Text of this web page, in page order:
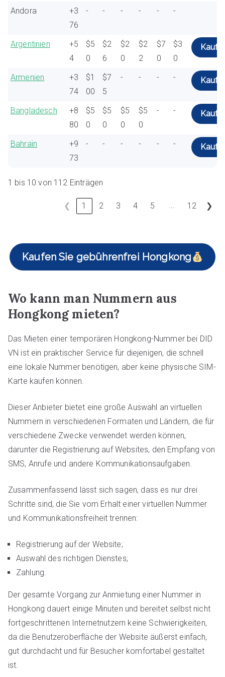
Andora
+3
76
- - - - - -
Argentinien
+5
4
$5
0
$2
6
$2
0
$2
2
$7
0
$3
0
Armenien
+3
74
$1
00
$7
5
- - - -
Bangladesch
+8
80
$5
0
$5
0
$5
0
$5
0
- -
Bahrain
+9
73
- - - - - -
1 bis 10 von 112 Einträgen
❮ 1 2 3 4 5 ... 12 ❯
Kaufen Sie gebührenfrei Hongkong
Wo kann man Nummern aus
Hongkong mieten?
Das Mieten einer temporären Hongkong-Nummer bei DID
VN ist ein praktischer Service für diejenigen, die schnell
eine lokale Nummer benötigen, aber keine physische SIM-
Karte kaufen können.
Dieser Anbieter bietet eine große Auswahl an virtuellen
Nummern in verschiedenen Formaten und Ländern, die für
verschiedene Zwecke verwendet werden können,
darunter die Registrierung auf Websites, den Empfang von
SMS, Anrufe und andere Kommunikationsaufgaben.
Zusammenfassend lässt sich sagen, dass es nur drei
Schritte sind, die Sie vom Erhalt einer virtuellen Nummer
und Kommunikationsfreiheit trennen:
Registrierung auf der Website;
Auswahl des richtigen Dienstes;
Zahlung.
Der gesamte Vorgang zur Anmietung einer Nummer in
Hongkong dauert einige Minuten und bereitet selbst nicht
fortgeschrittenen Internetnutzern keine Schwierigkeiten,
da die Benutzeroberfläche der Website äußerst einfach,
gut durchdacht und für Besucher komfortabel gestaltet
ist.